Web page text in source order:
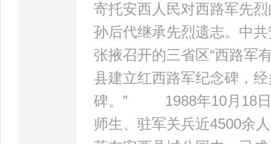
寄托安西人民对西路军先
孙后代继承先烈遗志。中
张掖召开的三省区“西路军
县建立红西路军纪念碑，
碑。” 1988年10月18日
师生、驻军关兵近4500余